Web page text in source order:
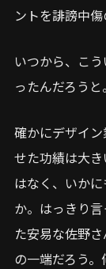
ントを誹謗中
いつから、こ
ったんだろうと。
確かにデザイ
せた功績は大
はなく、いか
か。はっきり
た安易な佐野
の一端だろう。